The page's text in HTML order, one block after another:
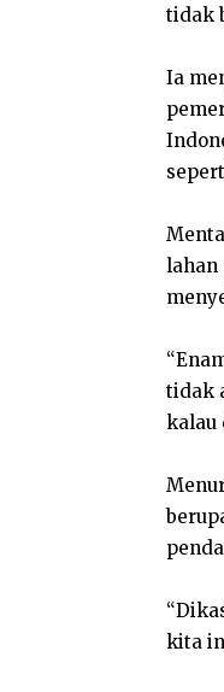
tidak
Ia
lahan
tidak
kalau
kita